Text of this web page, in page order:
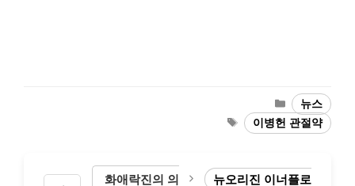
Categories
뉴스
Tags이병헌 관절약
화애락진의 의
뉴오리진 이너플로